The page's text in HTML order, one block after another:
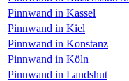
Pinnwand in Kassel
Pinnwand in Kiel
Pinnwand in Konstanz
Pinnwand in Köln
Pinnwand in Landshut